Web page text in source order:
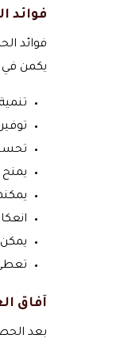
فوائد
فوائد
يكمن في
يمنح
آفاق
بعد